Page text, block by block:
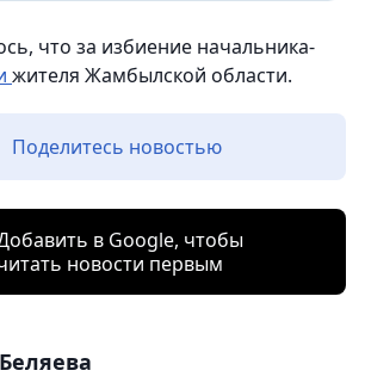
что за избиение начальника-
жителя Жамбылской области.
Поделитесь новостью
в Google, чтобы
новости первым